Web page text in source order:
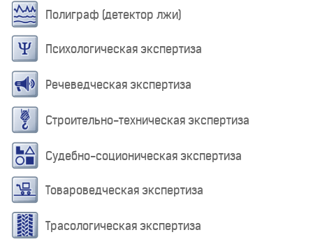
Полиграф (детектор лжи)
Психологическая экспертиза
Речеведческая экспертиза
Строительно-техническая экспертиза
Судебно-соционическая экспертиза
Товароведческая экспертиза
Трасологическая экспертиза